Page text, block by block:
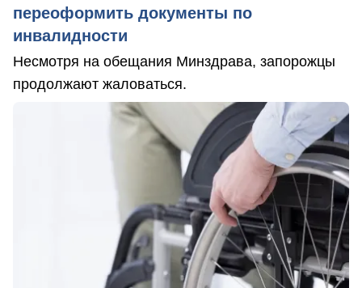
переоформить документы по
инвалидности
Несмотря на обещания Минздрава, запорожцы
продолжают жаловаться.